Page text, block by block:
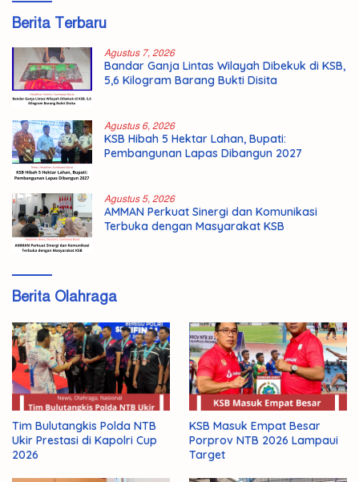
Berita Terbaru
Agustus 7, 2026
Bandar Ganja Lintas Wilayah Dibekuk di KSB,
5,6 Kilogram Barang Bukti Disita
Agustus 6, 2026
KSB Hibah 5 Hektar Lahan, Bupati:
Pembangunan Lapas Dibangun 2027
Agustus 5, 2026
AMMAN Perkuat Sinergi dan Komunikasi
Terbuka dengan Masyarakat KSB
Berita Olahraga
Tim Bulutangkis Polda NTB
Ukir Prestasi di Kapolri Cup
2026
KSB Masuk Empat Besar
Porprov NTB 2026 Lampaui
Target